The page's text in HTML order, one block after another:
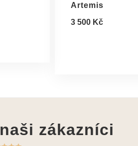
Artemis
3 500 Kč
naši zákazníci